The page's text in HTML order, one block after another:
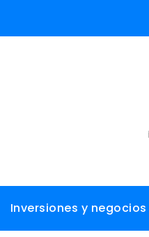
Inversiones y negocios